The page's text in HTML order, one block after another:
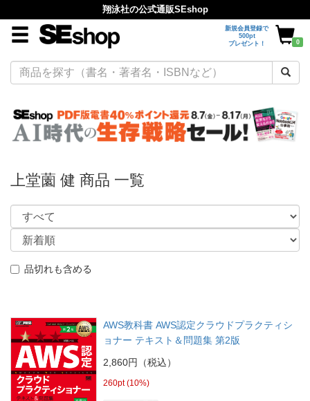
翔泳社の公式通販SEshop
新規会員登録で
500pt
プレゼント！
0
上堂薗 健 商品 一覧
品切れも含める
AWS教科書 AWS認定クラウドプラクティシ
ョナー テキスト＆問題集 第2版
2,860円（税込）
260pt (10%)